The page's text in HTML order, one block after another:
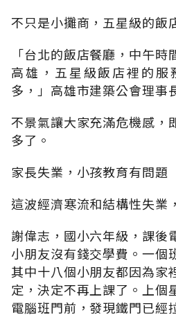
不只是小攤商，五星級的飯
「台北的飯店餐廳，中午
高雄，五星級飯店裡的服
多，」高雄市建築公會理事
不景氣讓大家充滿危機感，
多了。
家長失業，小孩教育有問題
這波經濟寒流和結構性失業
謝偉志，國小六年級，課後
小朋友沒有錢交學費。一個
其中十八個小朋友都因為家
定，決定不再上課了。上個
電腦班門前，發現鐵門已經